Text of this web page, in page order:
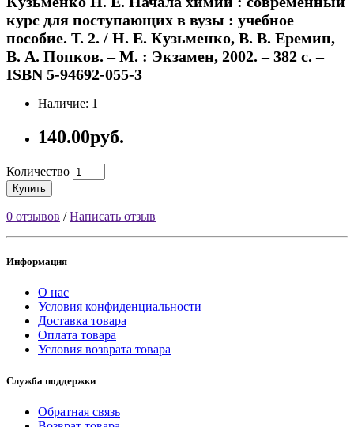
курс для поступающих в вузы : учебное
пособие. Т. 2. / Н. Е. Кузьменко, В. В. Еремин,
В. А. Попков. – М. : Экзамен, 2002. – 382 с. –
ISBN 5-94692-055-3
Наличие: 1
140.00руб.
Количество
Купить
0 отзывов /Написать отзыв
Информация
О нас
Условия конфиденциальности
Доставка товара
Оплата товара
Условия возврата товара
Служба поддержки
Обратная связь